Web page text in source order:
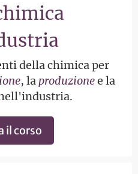
della chimica per
, la produzionee la
il corso